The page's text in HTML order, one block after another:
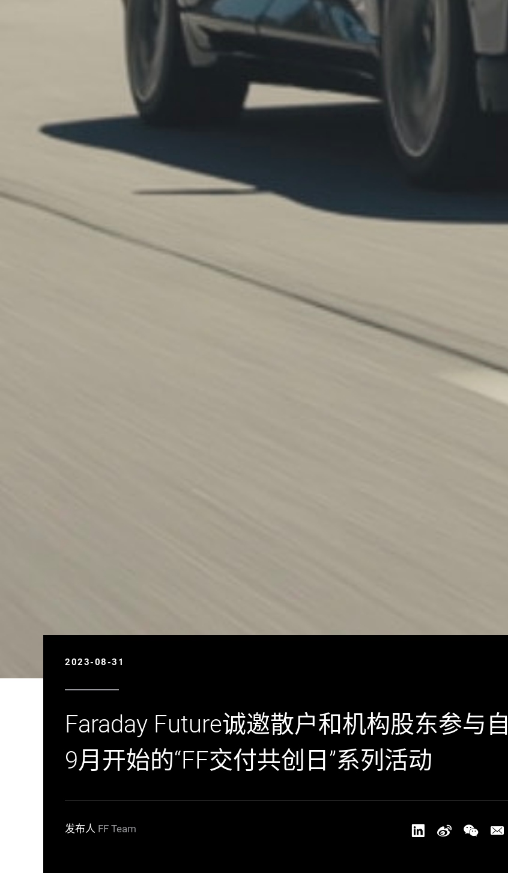
2023-08-31
Faraday Future诚邀散户和机构股东参与自
9月开始的“FF交付共创日”系列活动
发布人 FF Team